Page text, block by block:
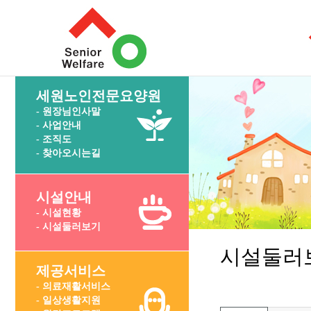
세원노인전문요양원
- 원장님인사말
- 사업안내
- 조직도
- 찾아오시는길
시설안내
- 시설현황
- 시설둘러보기
제공서비스
- 의료재활서비스
- 일상생활지원
시설둘러